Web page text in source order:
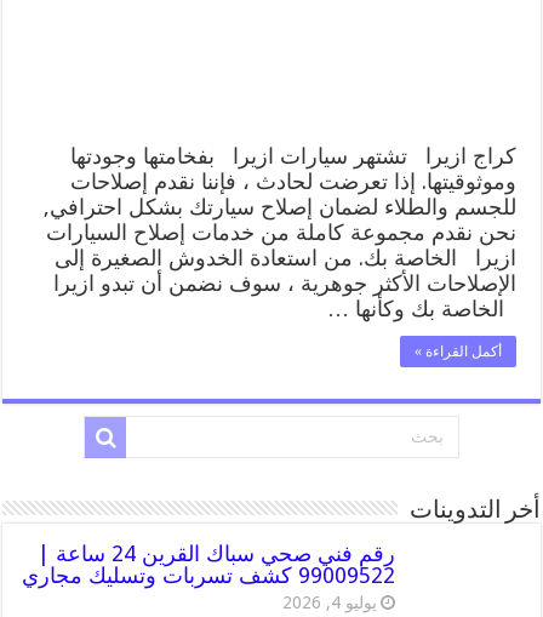
كراج ازيرا تشتهر سيارات ازيرا بفخامتها وجودتها
وموثوقيتها. إذا تعرضت لحادث ، فإننا نقدم إصلاحات
للجسم والطلاء لضمان إصلاح سيارتك بشكل احترافي,
نحن نقدم مجموعة كاملة من خدمات إصلاح السيارات
ازيرا الخاصة بك. من استعادة الخدوش الصغيرة إلى
الإصلاحات الأكثر جوهرية ، سوف نضمن أن تبدو ازيرا
الخاصة بك وكأنها …
أكمل القراءة »
أخر التدوينات
رقم فني صحي سباك القرين 24 ساعة |
99009522 كشف تسربات وتسليك مجاري
يوليو 4, 2026